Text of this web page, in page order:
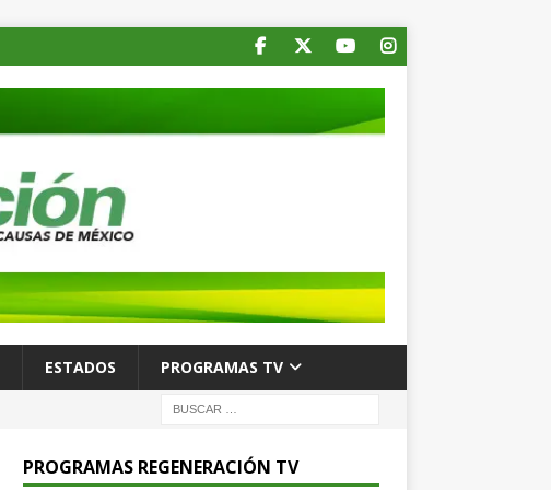
ESTADOS PROGRAMAS TV
PROGRAMAS REGENERACIÓN TV